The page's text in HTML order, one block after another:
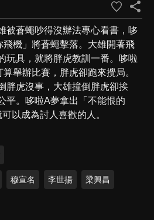
被蒼蠅吵得沒辦法專心看書，哆
機」將蒼蠅擊落。大雄開著飛
玩具，就將胖虎教訓一番。哆啦
舉辦比賽，胖虎卻跑來攪局。
胖虎沒事，大雄撞倒胖虎卻挨
平。哆啦A夢拿出「不能恨的
以成為討人喜歡的人。
穆宣名 李世揚 梁興昌